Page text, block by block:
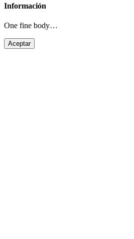
Información
One fine body…
Aceptar